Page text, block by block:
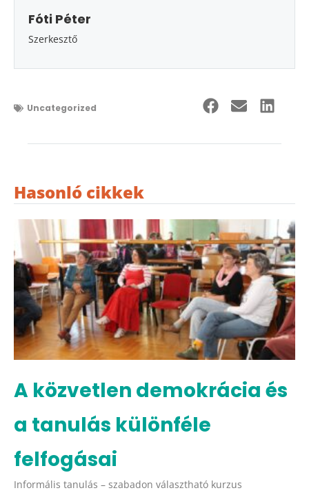
Fóti Péter
Szerkesztő
Uncategorized
Hasonló cikkek
A közvetlen demokrácia és
a tanulás különféle
felfogásai
Informális tanulás – szabadon választható kurzus